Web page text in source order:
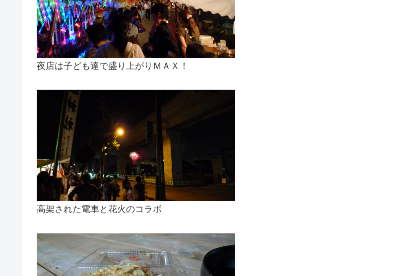
夜店は子ども達で盛り上がりＭＡＸ！
高架された電車と花火のコラボ